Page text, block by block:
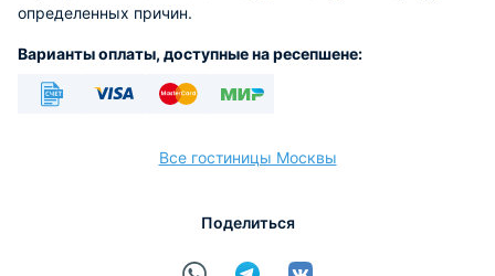
определенных причин.
Варианты оплаты, доступные на ресепшене:
Все гостиницы Москвы
Поделиться